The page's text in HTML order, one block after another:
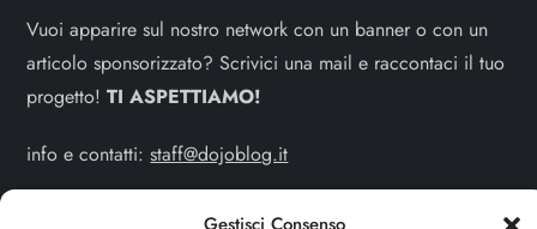
Vuoi apparire sul nostro network con un banner o con un
articolo sponsorizzato? Scrivici una mail e raccontaci il tuo
progetto!TI ASPETTIAMO!
info e contatti:staff@dojoblog.it
dojouomo.it è un progetto facente parte del network